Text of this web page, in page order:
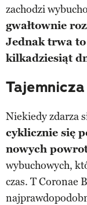
zachodzi
gwałtownie
Jednak trwa
kilkadziesiąt
Niekiedy zdarza
cyklicznie się
nowych
wybuchowych,
czas. T Coronae